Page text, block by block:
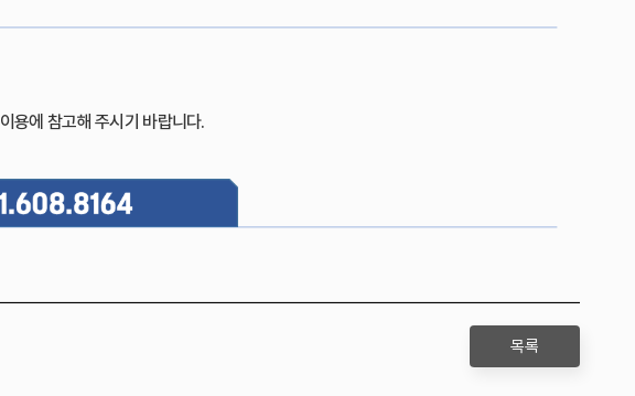
용에 참고해 주시기 바랍니다.
목록